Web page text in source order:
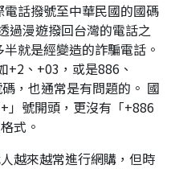
話撥號至中華民國的國碼
過漫遊撥回台灣的電話之
就是經變造的詐騙電話。
+2、+03，或是886、
，也通常是有問題的。 國
」號開頭，更沒有「+886
式。
越來越常進行網購，但時